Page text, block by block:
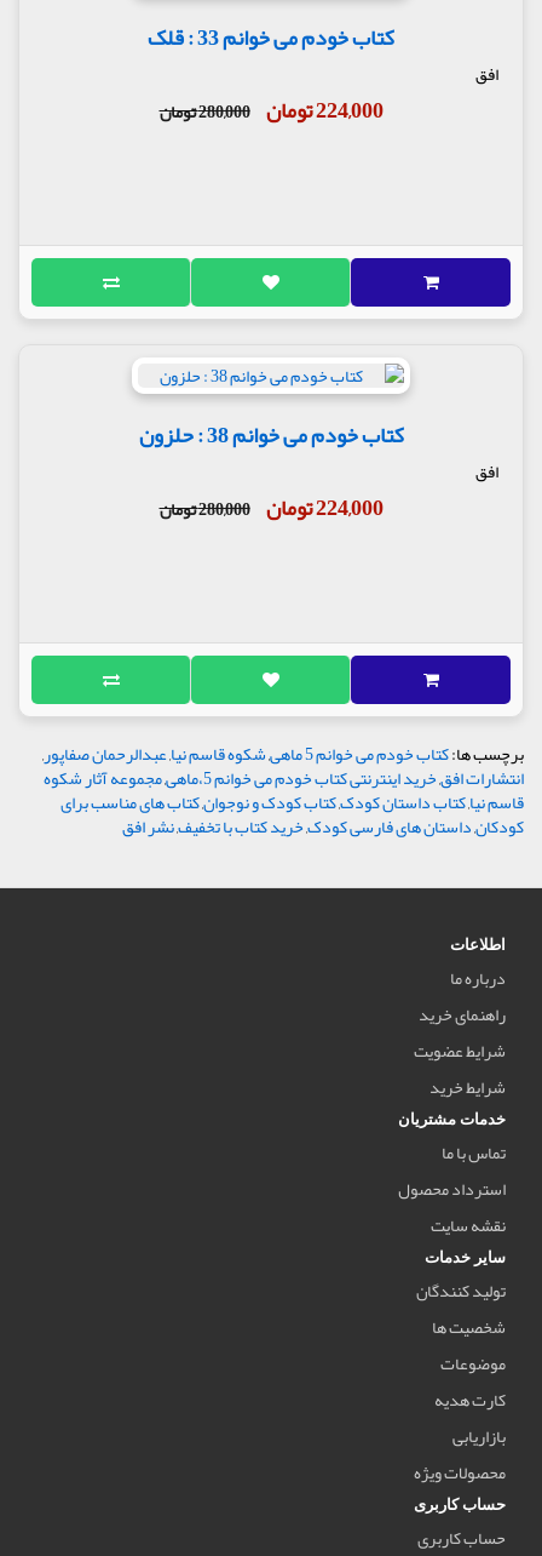
کتاب خودم می خوانم 33 : قلک
افق
224,000 تومان 280,000 تومان
کتاب خودم می خوانم 38 : حلزون
افق
224,000 تومان 280,000 تومان
برچسب ها:کتاب خودم می خوانم 5 ماهی ,شکوه قاسم نیا,عبدالرحمان صفاپور,
انتشارات افق,خرید اینترنتی کتاب خودم می خوانم 5،ماهی ,مجموعه آثار شکوه
قاسم نیا,کتاب داستان کودک,کتاب کودک و نوجوان,کتاب های مناسب برای
کودکان,داستان های فارسی کودک,خرید کتاب با تخفیف,نشر افق
اطلاعات
درباره ما
راهنمای خرید
شرایط عضویت
شرایط خرید
خدمات مشتریان
تماس با ما
استرداد محصول
نقشه سایت
سایر خدمات
تولید کنندگان
شخصیت ها
موضوعات
کارت هدیه
بازاریابی
محصولات ویژه
حساب کاربری
حساب کاربری